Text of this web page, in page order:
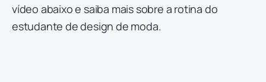
vídeo abaixo e saiba mais sobre a rotina do
estudante de design de moda.